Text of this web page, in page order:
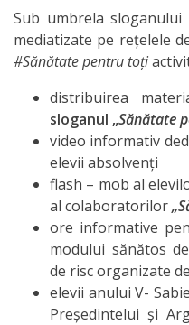
activitate
Acte
normative
Organizare
Secții
Secția
didactică
Nr.1
Sub umbrela sloganului
mediatizate pe rețelele
#Sănătate pentru toți
distribuirea
sloganul „Sănătate
video informativ
elevii absolvenți
flash – mob al
al colaboratorilor
ore informative
modului sănătos
de risc organizate
elevii anului V-
Președintelui și